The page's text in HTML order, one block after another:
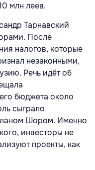
млн леев.
Тарнавский
После
налогов, которые
незаконными,
Речь идёт об
бюджета около
сыграло
Шором. Именно
инвесторы не
проекты, как